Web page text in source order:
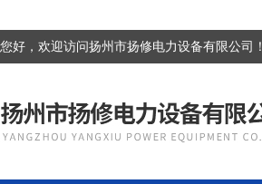
您好，欢迎访问扬州市扬修电力设备有限公司！